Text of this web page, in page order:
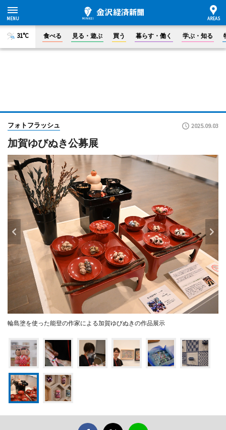
31°C 食べる 見る・遊ぶ 買う 暮らす・働く 学ぶ・知る
フォトフラッシュ 2025.09.03
加賀ゆびぬき公募展
輪島塗を使った能登の作家による加賀ゆびぬきの作品展示